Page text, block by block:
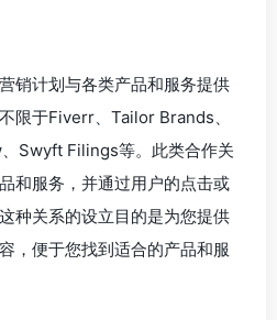
销计划与各类产品和服务提供
限于Fiverr、Tailor Brands、
Swyft Filings等。此类合作关
和服务，并通过用户的点击或
种关系的设立目的是为您提供
，便于您找到适合的产品和服